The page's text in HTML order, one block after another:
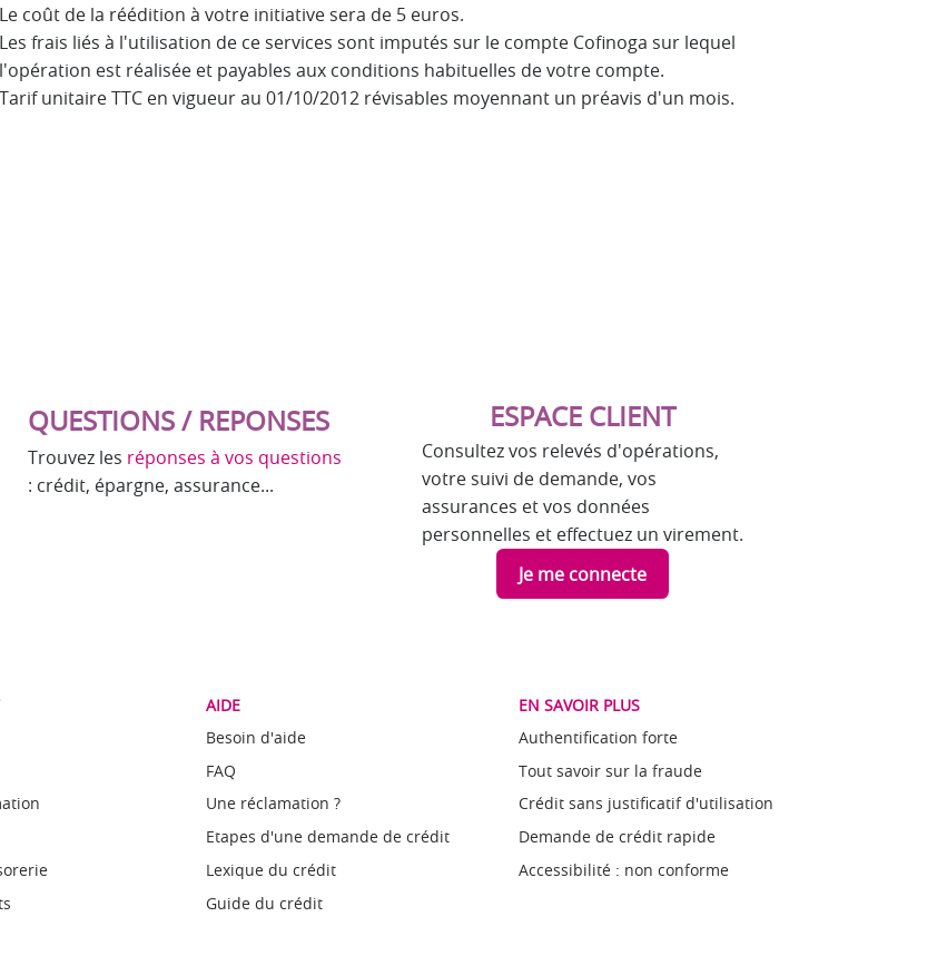
Le coût de la réédition à votre initiative sera de 5 euros.
Les frais liés à l'utilisation de ce services sont imputés sur le compte Cofinoga sur lequel
l'opération est réalisée et payables aux conditions habituelles de votre compte.
Tarif unitaire TTC en vigueur au 01/10/2012 révisables moyennant un préavis d'un mois.
QUESTIONS / REPONSES
Trouvez les réponses à vos questions
: crédit, épargne, assurance...
ESPACE CLIENT
Consultez vos relevés d'opérations,
votre suivi de demande, vos
assurances et vos données
personnelles et effectuez un virement.
Je me connecte
AIDE
Besoin d'aide
FAQ
Une réclamation ?
Etapes d'une demande de crédit
Lexique du crédit
Guide du crédit
EN SAVOIR PLUS
Authentification forte
Tout savoir sur la fraude
Crédit sans justificatif d'utilisation
Demande de crédit rapide
Accessibilité : non conforme